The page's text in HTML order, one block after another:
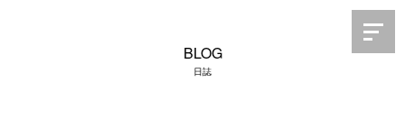
BLOG
日誌